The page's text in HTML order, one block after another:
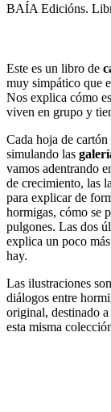
BAÍA Edicións.
Este es un libro de
muy simpático que
Nos explica cómo
viven en grupo y
Cada hoja de cartón
simulando las
vamos adentrando
de crecimiento, las
para explicar de
hormigas, cómo se
pulgones. Las dos
explica un poco
hay.
Las ilustraciones
diálogos entre
original, destinado a
esta misma